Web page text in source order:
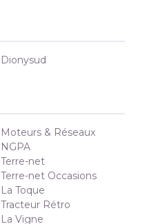
Dionysud
Moteurs & Réseaux
NGPA
Terre-net
Terre-net Occasions
La Toque
Tracteur Rétro
La Vigne